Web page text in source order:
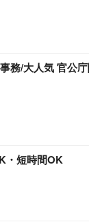
務/大人気 官公
・短時間OK